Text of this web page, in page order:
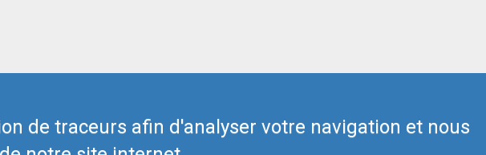
de traceurs afin d'analyser votre navigation et nous